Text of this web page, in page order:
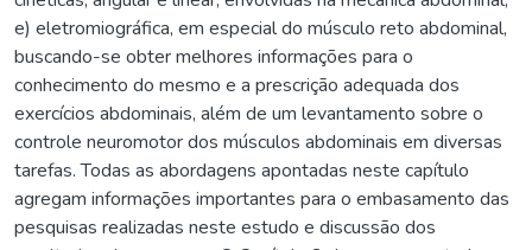
e) eletromiográfica, em especial do músculo reto abdominal,
buscando-se obter melhores informações para o
conhecimento do mesmo e a prescrição adequada dos
exercícios abdominais, além de um levantamento sobre o
controle neuromotor dos músculos abdominais em diversas
tarefas. Todas as abordagens apontadas neste capítulo
agregam informações importantes para o embasamento das
pesquisas realizadas neste estudo e discussão dos